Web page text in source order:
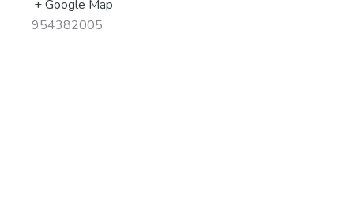
+ Google Map
954382005